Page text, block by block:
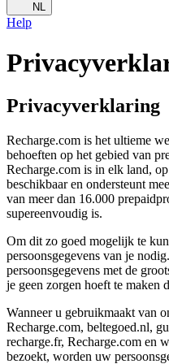
NL
Help
Privacyverklaring
Recharge.com is het ultieme
behoeften op het gebied van
Recharge.com is in elk land,
beschikbaar en ondersteunt
van meer dan 16.000
supereenvoudig is.
Om dit zo goed mogelijk te
persoonsgegevens van je
persoonsgegevens met de
je geen zorgen hoeft te maken
Wanneer u gebruikmaakt van
Recharge.com, beltegoed.nl,
recharge.fr, Recharge.com en
bezoekt, worden uw